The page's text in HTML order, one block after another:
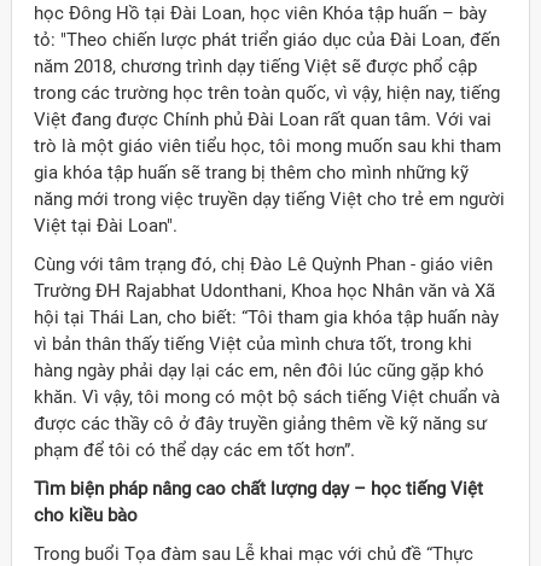
học Đông Hồ tại Đài Loan, học viên Khóa tập huấn – bày
tỏ: "Theo chiến lược phát triển giáo dục của Đài Loan, đến
năm 2018, chương trình dạy tiếng Việt sẽ được phổ cập
trong các trường học trên toàn quốc, vì vậy, hiện nay, tiếng
Việt đang được Chính phủ Đài Loan rất quan tâm. Với vai
trò là một giáo viên tiểu học, tôi mong muốn sau khi tham
gia khóa tập huấn sẽ trang bị thêm cho mình những kỹ
năng mới trong việc truyền dạy tiếng Việt cho trẻ em người
Việt tại Đài Loan".
Cùng với tâm trạng đó, chị Đào Lê Quỳnh Phan - giáo viên
Trường ĐH Rajabhat Udonthani, Khoa học Nhân văn và Xã
hội tại Thái Lan, cho biết: “Tôi tham gia khóa tập huấn này
vì bản thân thấy tiếng Việt của mình chưa tốt, trong khi
hàng ngày phải dạy lại các em, nên đôi lúc cũng gặp khó
khăn. Vì vậy, tôi mong có một bộ sách tiếng Việt chuẩn và
được các thầy cô ở đây truyền giảng thêm về kỹ năng sư
phạm để tôi có thể dạy các em tốt hơn”.
Tìm biện pháp nâng cao chất lượng dạy – học tiếng Việt
cho kiều bào
Trong buổi Tọa đàm sau Lễ khai mạc với chủ đề “Thực